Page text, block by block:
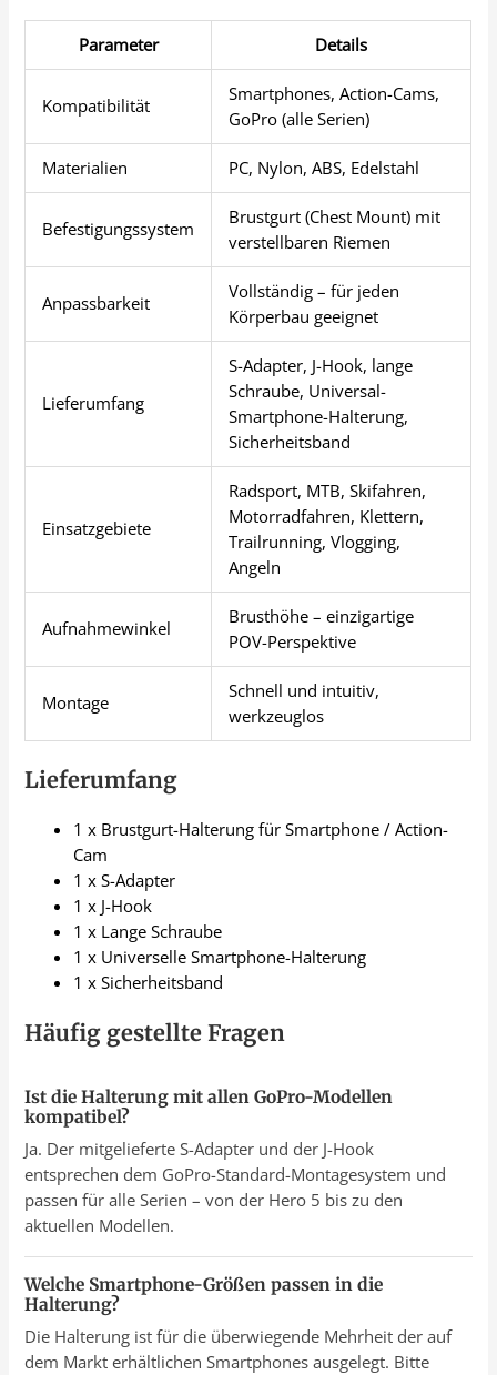
Parameter Details
Kompatibilität
Smartphones, Action-Cams,
GoPro (alle Serien)
Materialien PC, Nylon, ABS, Edelstahl
Befestigungssystem
Brustgurt (Chest Mount) mit
verstellbaren Riemen
Anpassbarkeit
Vollständig – für jeden
Körperbau geeignet
Lieferumfang
S-Adapter, J-Hook, lange
Schraube, Universal-
Smartphone-Halterung,
Sicherheitsband
Einsatzgebiete
Radsport, MTB, Skifahren,
Motorradfahren, Klettern,
Trailrunning, Vlogging,
Angeln
Aufnahmewinkel
Brusthöhe – einzigartige
POV-Perspektive
Montage
Schnell und intuitiv,
werkzeuglos
Lieferumfang
1 x Brustgurt-Halterung für Smartphone / Action-
Cam
1 x S-Adapter
1 x J-Hook
1 x Lange Schraube
1 x Universelle Smartphone-Halterung
1 x Sicherheitsband
Häufig gestellte Fragen
Ist die Halterung mit allen GoPro-Modellen
kompatibel?
Ja. Der mitgelieferte S-Adapter und der J-Hook
entsprechen dem GoPro-Standard-Montagesystem und
passen für alle Serien – von der Hero 5 bis zu den
aktuellen Modellen.
Welche Smartphone-Größen passen in die
Halterung?
Die Halterung ist für die überwiegende Mehrheit der auf
dem Markt erhältlichen Smartphones ausgelegt. Bitte